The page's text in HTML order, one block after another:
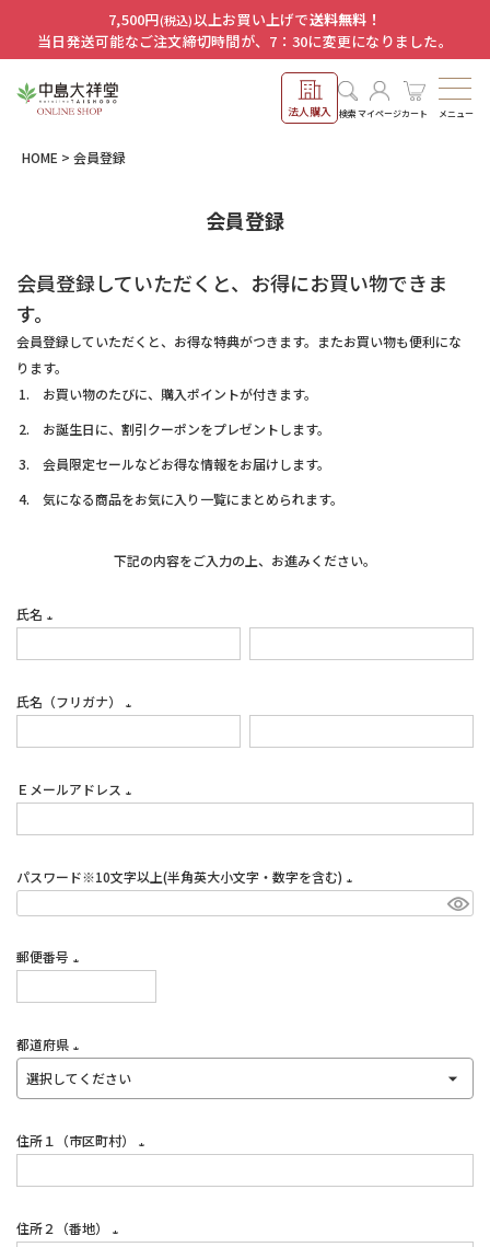
7,500円(税込)以上お買い上げで送料無料！
当日発送可能なご注文締切時間が、7：30に変更になりました。
法人購入 検索マイページカート メニュー
HOME 会員登録
会員登録
会員登録していただくと、お得にお買い物できま
す。
会員登録していただくと、お得な特典がつきます。またお買い物も便利にな
ります。
お買い物のたびに、購入ポイントが付きます。
お誕生日に、割引クーポンをプレゼントします。
会員限定セールなどお得な情報をお届けします。
気になる商品をお気に入り一覧にまとめられます。
下記の内容をご入力の上、お進みください。
氏名
氏名（フリガナ）
Ｅメールアドレス
パスワード※10文字以上(半角英大小文字・数字を含む)
(必
郵便番号
都道府県
(必
住所１（市区町村）
住所２（番地）